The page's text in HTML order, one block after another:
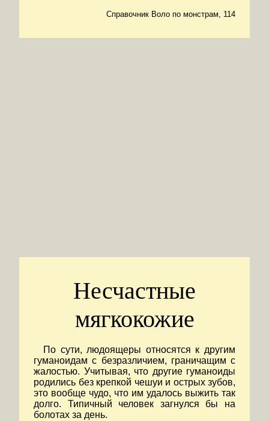
Справочник Воло по монстрам, 114
Несчастные
мягкокожие
По сути, людоящеры относятся к другим
гуманоидам с безразличием, граничащим с
жалостью. Учитывая, что другие гуманоиды
родились без крепкой чешуи и острых зубов,
это вообще чудо, что им удалось выжить так
долго. Типичный человек загнулся бы на
болотах за день.